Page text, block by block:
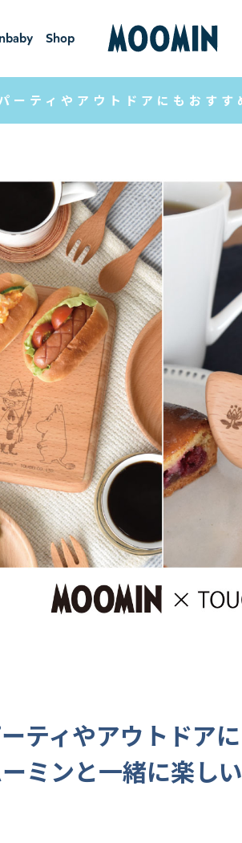
ベ
Shop
ショ
ップ
ーティやアウトドアにもおす
ティやアウトドア
ミンと一緒に楽しい